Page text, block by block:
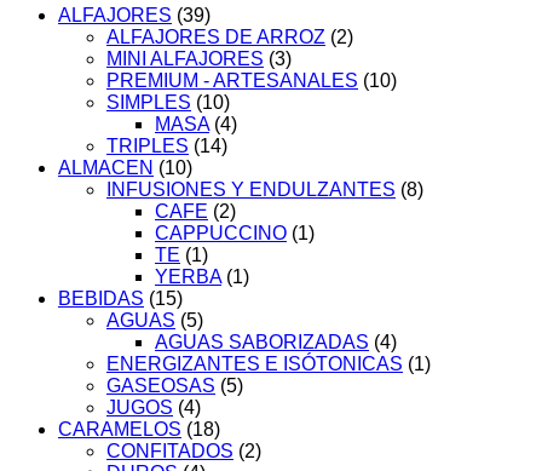
ALFAJORES (39)
ALFAJORES DE ARROZ (2)
MINI ALFAJORES (3)
PREMIUM - ARTESANALES (10)
SIMPLES (10)
MASA (4)
TRIPLES (14)
ALMACEN (10)
INFUSIONES Y ENDULZANTES (8)
CAFE (2)
CAPPUCCINO (1)
TE (1)
YERBA (1)
BEBIDAS (15)
AGUAS (5)
AGUAS SABORIZADAS (4)
ENERGIZANTES E ISÓTONICAS (1)
GASEOSAS (5)
JUGOS (4)
CARAMELOS (18)
CONFITADOS (2)